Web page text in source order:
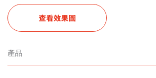
查看效果圖
產品